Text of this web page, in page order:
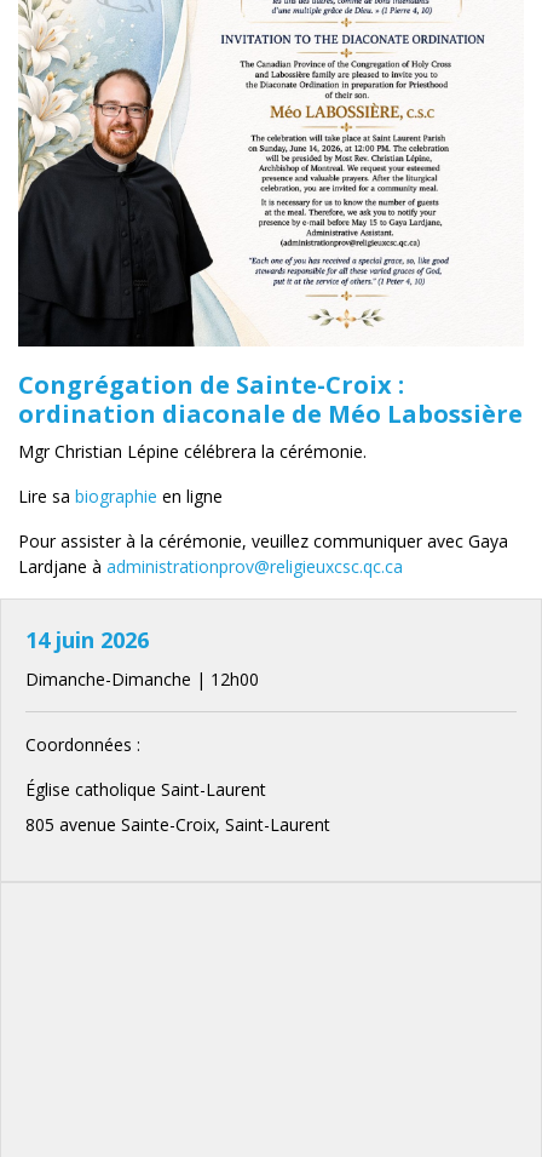
Congrégation de Sainte-Croix :
ordination diaconale de Méo Labossière
Mgr Christian Lépine célébrera la cérémonie.
Lire sa biographie en ligne
Pour assister à la cérémonie, veuillez communiquer avec Gaya
Lardjane à administrationprov@religieuxcsc.qc.ca
14 juin 2026
Dimanche-Dimanche | 12h00
Coordonnées :
Église catholique Saint-Laurent
805 avenue Sainte-Croix, Saint-Laurent